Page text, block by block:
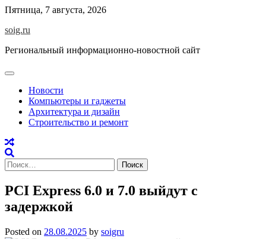
Skip
content
Пятница, 7 августа, 2026
soig.ru
Региональный информационно-новостной сайт
Новости
Компьютеры и гаджеты
Архитектура и дизайн
Строительство и ремонт
Найти:
PCI Express 6.0 и 7.0 выйдут с
задержкой
Posted on 28.08.2025 by soigru